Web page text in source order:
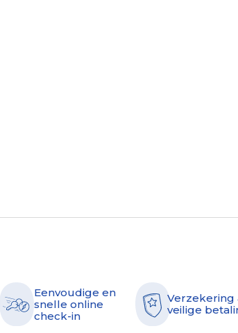
Eenvoudige en
snelle online
check-in
Verzekering
veilige